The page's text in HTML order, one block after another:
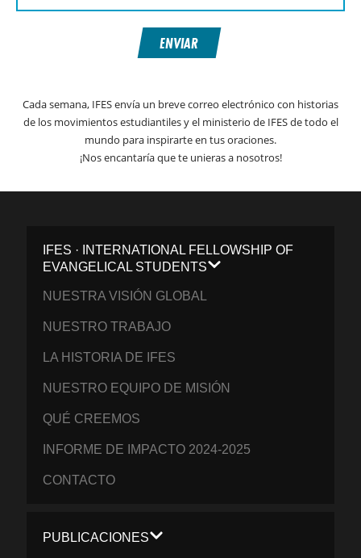
ENVIAR
Cada semana, IFES envía un breve correo electrónico con historias
de los movimientos estudiantiles y el ministerio de IFES de todo el
mundo para inspirarte en tus oraciones.
¡Nos encantaría que te unieras a nosotros!
IFES · INTERNATIONAL FELLOWSHIP OF
EVANGELICAL STUDENTS
NUESTRA VISIÓN GLOBAL
NUESTRO TRABAJO
LA HISTORIA DE IFES
NUESTRO EQUIPO DE MISIÓN
QUÉ CREEMOS
INFORME DE IMPACTO 2024-2025
CONTACTO
PUBLICACIONES